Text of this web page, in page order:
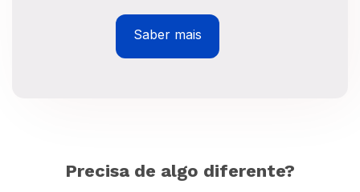
Saber mais
Precisa de algo diferente?